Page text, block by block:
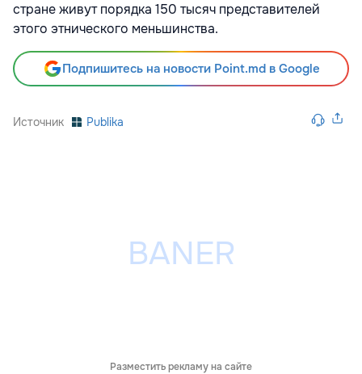
стране живут порядка 150 тысяч представителей
этого этнического меньшинства.
Подпишитесь на новости Point.md в Google
Источник Publika
Разместить рекламу на сайте